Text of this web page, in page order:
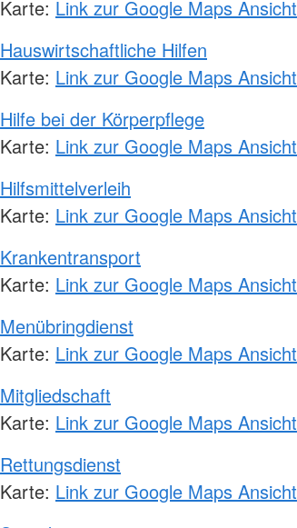
Karte: Link zur Google Maps Ansicht
Hauswirtschaftliche Hilfen
Karte: Link zur Google Maps Ansicht
Hilfe bei der Körperpflege
Karte: Link zur Google Maps Ansicht
Hilfsmittelverleih
Karte: Link zur Google Maps Ansicht
Krankentransport
Karte: Link zur Google Maps Ansicht
Menübringdienst
Karte: Link zur Google Maps Ansicht
Mitgliedschaft
Karte: Link zur Google Maps Ansicht
Rettungsdienst
Karte: Link zur Google Maps Ansicht